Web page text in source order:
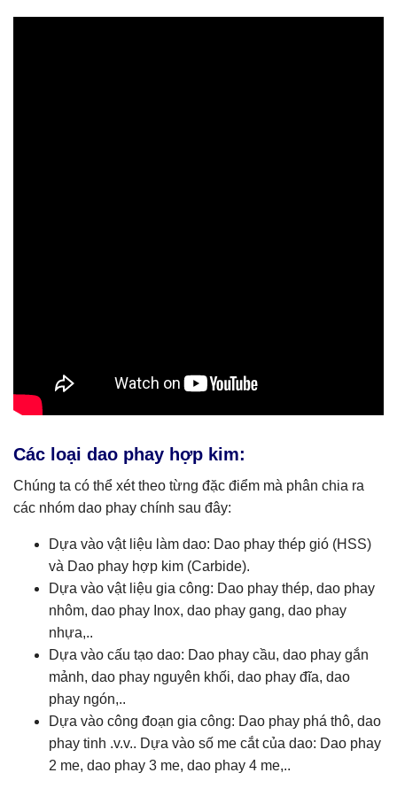
Các loại dao phay hợp kim:
Chúng ta có thể xét theo từng đặc điểm mà phân chia ra
các nhóm dao phay chính sau đây:
Dựa vào vật liệu làm dao: Dao phay thép gió (HSS)
và Dao phay hợp kim (Carbide).
Dựa vào vật liệu gia công: Dao phay thép, dao phay
nhôm, dao phay Inox, dao phay gang, dao phay
nhựa,..
Dựa vào cấu tạo dao: Dao phay cầu, dao phay gắn
mảnh, dao phay nguyên khối, dao phay đĩa, dao
phay ngón,..
Dựa vào công đoạn gia công: Dao phay phá thô, dao
phay tinh .v.v.. Dựa vào số me cắt của dao: Dao phay
2 me, dao phay 3 me, dao phay 4 me,..